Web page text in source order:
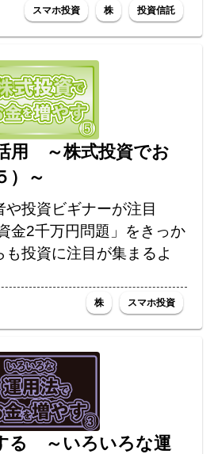
スマホ投資 株 投資信託
用 ～株式投資でお
）～
や投資ビギナーが注目
金2千万円問題」をきっか
投資に注目が集まるよ
株 スマホ投資
る ～いろいろな運